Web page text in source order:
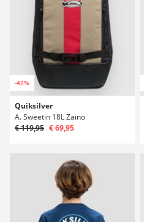
-42%
Quiksilver
A. Sweetin 18L Zaino
€ 119,95 € 69,95